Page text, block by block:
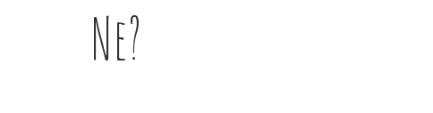
Ne?